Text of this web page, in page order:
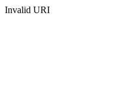
Invalid URI